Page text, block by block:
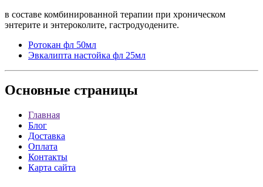
в составе комбинированной терапии при хроническом
энтерите и энтероколите, гастродуодените.
Ротокан фл 50мл
Эвкалипта настойка фл 25мл
Основные страницы
Главная
Блог
Доставка
Оплата
Контакты
Карта сайта